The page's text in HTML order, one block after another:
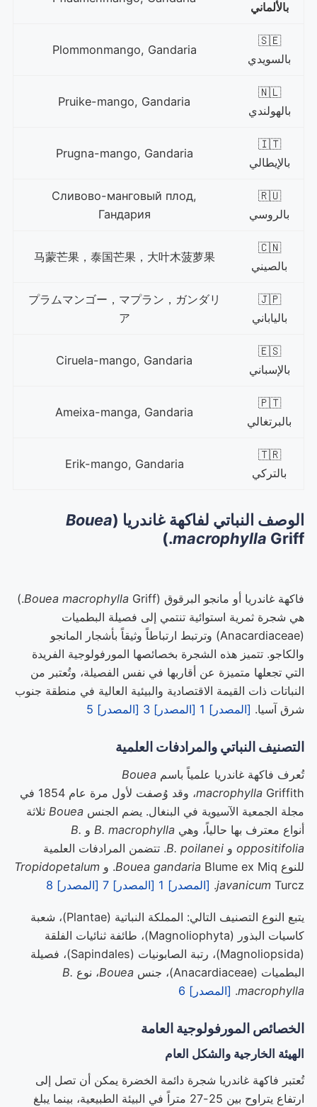
بالألماني
🇸🇪
بالسويدي
Plommonmango, Gandaria
🇳🇱
بالهولندي
Pruike-mango, Gandaria
🇮🇹
بالإيطالي
Prugna-mango, Gandaria
🇷🇺
بالروسي
Сливово-манговый плод,
Гандария
🇨🇳
بالصيني
马蒙芒果，泰国芒果，大叶木菠萝果
🇯🇵
بالياباني
プラムマンゴー，マプラン，ガンダリ
ア
🇪🇸
بالإسباني
Ciruela-mango, Gandaria
🇵🇹
بالبرتغالي
Ameixa-manga, Gandaria
🇹🇷
بالتركي
Erik-mango, Gandaria
الوصف النباتي لفاكهة غاندريا (Bouea
macrophylla Griff.)
فاكهة غاندريا أو مانجو البرقوق ( Bouea macrophylla
Griff.)
هي شجرة ثمرية استوائية تنتمي إلى فصيلة البطميات
(Anacardiaceae) وترتبط ارتباطاً وثيقاً بأشجار المانجو
والكاجو. تتميز هذه الشجرة بخصائصها المورفولوجية الفريدة
التي تجعلها متميزة عن أقاربها في نفس الفصيلة، وتُعتبر من
النباتات ذات القيمة الاقتصادية والبيئية العالية في منطقة جنوب
شرق آسيا. [المصدر] 1 [المصدر] 3 [المصدر] 5
التصنيف النباتي والمرادفات العلمية
تُعرف فاكهة غاندريا علمياً باسم Bouea
macrophylla
Griffith، وقد وُصفت لأول مرة عام 1854 في
مجلة الجمعية الآسيوية في البنغال. يضم الجنس Boueaثلاثة
أنواع معترف بها حالياً، وهي B. macrophyllaو B.
oppositifoliaو B. poilanei. تتضمن المرادفات العلمية
للنوع
Bouea gandaria Blume ex Miq. و
Tropidopetalum
javanicum Turcz. [المصدر] 1 [المصدر] 7 [المصدر] 8
يتبع النوع التصنيف التالي: المملكة النباتية (Plantae)، شعبة
كاسيات البذور (Magnoliophyta)، طائفة ثنائيات الفلقة
(Magnoliopsida)، رتبة الصابونيات (Sapindales)، فصيلة
البطميات (Anacardiaceae)، جنس
Bouea، نوع B.
macrophylla
. [المصدر] 6
الخصائص المورفولوجية العامة
الهيئة الخارجية والشكل العام
تُعتبر فاكهة غاندريا شجرة دائمة الخضرة يمكن أن تصل إلى
ارتفاع يتراوح بين 25-27 متراً في البيئة الطبيعية، بينما يبلغ